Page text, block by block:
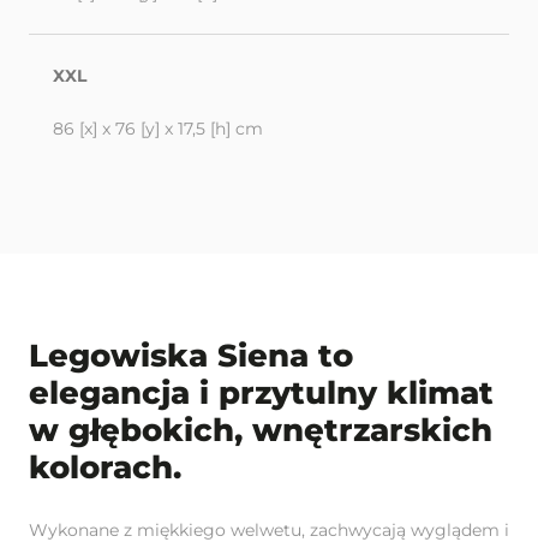
XXL
86 [x] x 76 [y] x 17,5 [h] cm
Legowiska Siena to
elegancja i przytulny klimat
w głębokich, wnętrzarskich
kolorach.
Wykonane z miękkiego welwetu, zachwycają wyglądem i